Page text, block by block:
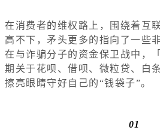
在消费者的维权路上，围绕着互
高不下，矛头更多的指向了一些
在与诈骗分子的资金保卫战中，
期关于花呗、借呗、微粒贷、白
擦亮眼睛守好自己的“钱袋子”。
01